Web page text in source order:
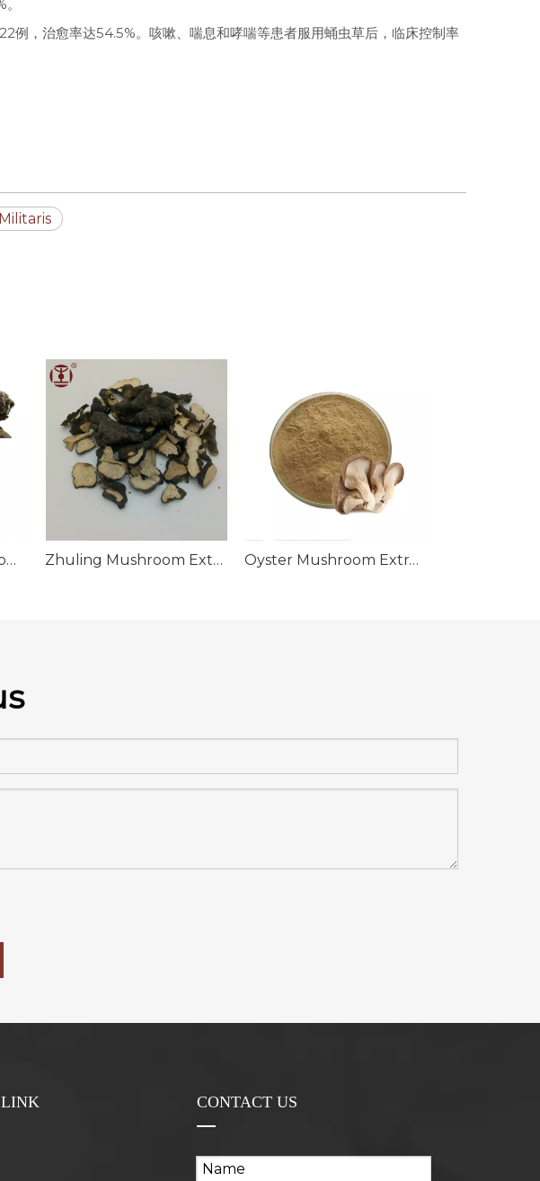
例，治愈率达54.5%。咳嗽、喘息和哮喘等患者服用蛹虫草后，临床控制率
Turkey Tail Extract Powder;Coriolus Versicolor Extract Powder;Trametes versicolor extract powder Zhuling Mushroom Extract Powder;Polyporus Umbellatus Extract Powder Oyster Mushroom Extract Powder;Pleurotus Ostreatus Extract Powder
CONTACT US